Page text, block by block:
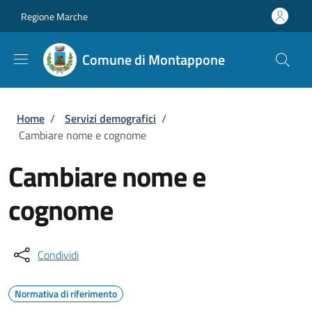
Regione Marche
Comune di Montappone
Briciole di pane
Home / Servizi demografici /
Cambiare nome e cognome
Cambiare nome e
cognome
Condividi
Normativa di riferimento